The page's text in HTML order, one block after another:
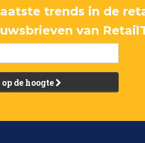
trends in de
van
de hoogte